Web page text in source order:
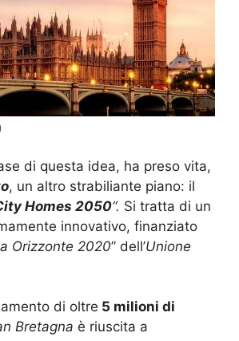
di questa idea, ha preso vita,
, un altro strabiliante piano: il
Homes 2050“. Si tratta di un
innovativo, finanziato
Orizzonte 2020” dell’Unione
di oltre 5 milioni di
Bretagna è riuscita a